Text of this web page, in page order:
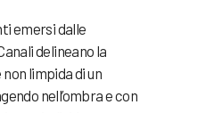
emersi dalle
delineano la
limpida di un
nell’ombra e con